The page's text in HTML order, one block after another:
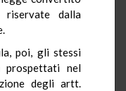
riservate dalla
poi, gli stessi
prospettati nel
degli artt.